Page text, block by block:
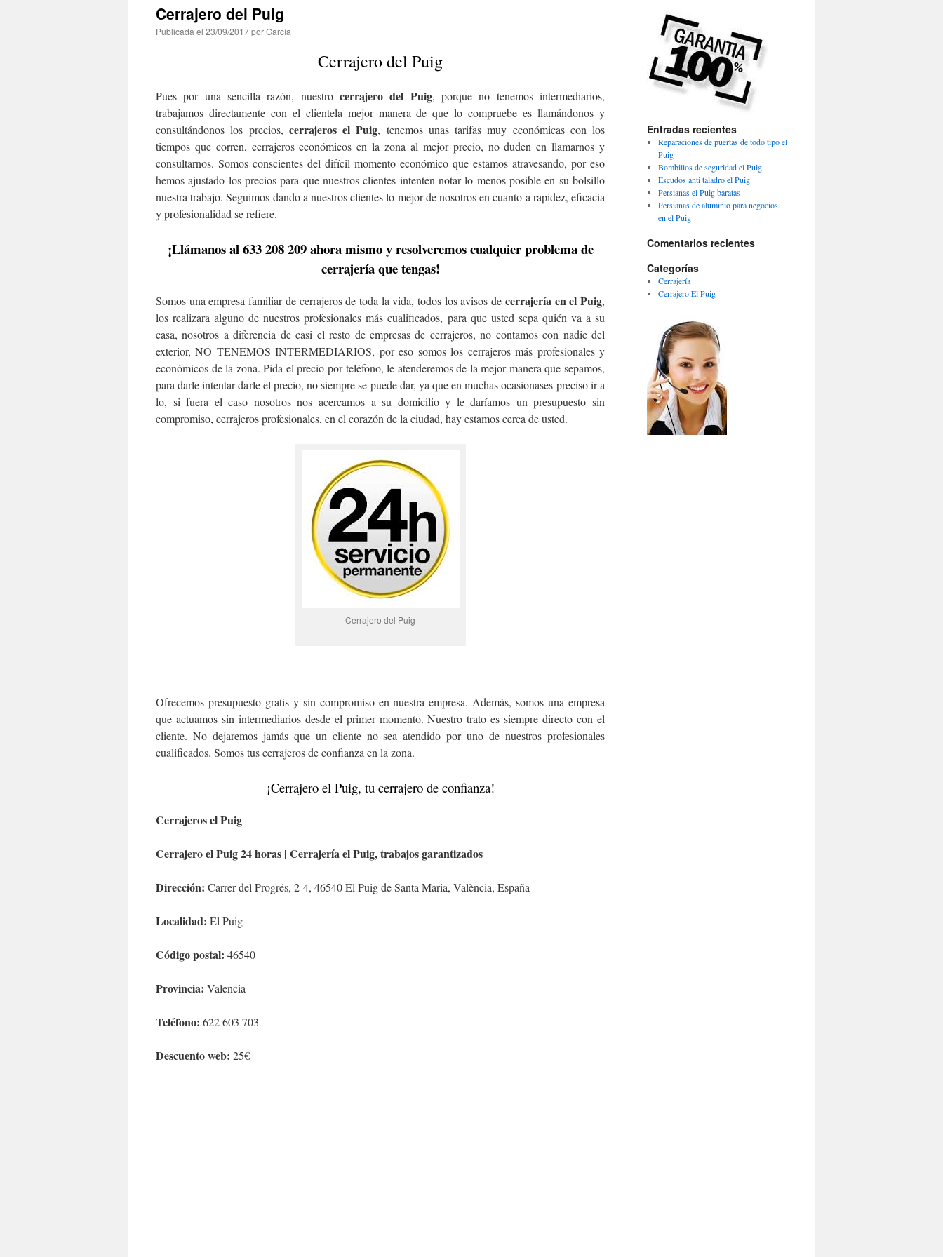
Cerrajero del Puig
Publicada el 23/09/2017porGarcía
Cerrajero del Puig
Pues por una sencilla razón, nuestro cerrajero del Puig, porque no tenemos intermediarios,
trabajamos directamente con el clientela mejor manera de que lo compruebe es llamándonos y
consultándonos los precios, cerrajeros el Puig, tenemos unas tarifas muy económicas con los
tiempos que corren, cerrajeros económicos en la zona al mejor precio, no duden en llamarnos y
consultarnos. Somos conscientes del difícil momento económico que estamos atravesando, por eso
hemos ajustado los precios para que nuestros clientes intenten notar lo menos posible en su bolsillo
nuestra trabajo. Seguimos dando a nuestros clientes lo mejor de nosotros en cuanto a rapidez, eficacia
y profesionalidad se refiere.
¡Llámanos al 633 208 209 ahora mismo y resolveremos cualquier problema de
cerrajería que tengas!
Somos una empresa familiar de cerrajeros de toda la vida, todos los avisos de cerrajería en el Puig,
los realizara alguno de nuestros profesionales más cualificados, para que usted sepa quién va a su
casa, nosotros a diferencia de casi el resto de empresas de cerrajeros, no contamos con nadie del
exterior, NO TENEMOS INTERMEDIARIOS, por eso somos los cerrajeros más profesionales y
económicos de la zona. Pida el precio por teléfono, le atenderemos de la mejor manera que sepamos,
para darle intentar darle el precio, no siempre se puede dar, ya que en muchas ocasionases preciso ir a
lo, si fuera el caso nosotros nos acercamos a su domicilio y le daríamos un presupuesto sin
compromiso, cerrajeros profesionales, en el corazón de la ciudad, hay estamos cerca de usted.
Cerrajero del Puig
Ofrecemos presupuesto gratis y sin compromiso en nuestra empresa. Además, somos una empresa
que actuamos sin intermediarios desde el primer momento. Nuestro trato es siempre directo con el
cliente. No dejaremos jamás que un cliente no sea atendido por uno de nuestros profesionales
cualificados. Somos tus cerrajeros de confianza en la zona.
¡Cerrajero el Puig, tu cerrajero de confianza!
Cerrajeros el Puig
Cerrajero el Puig 24 horas | Cerrajería el Puig, trabajos garantizados
Dirección: Carrer del Progrés, 2-4, 46540 El Puig de Santa Maria, València, España
Localidad: El Puig
Código postal: 46540
Provincia: Valencia
Teléfono: 622 603 703
Descuento web: 25€
Entradas recientes
Reparaciones de puertas de todo tipo el
Puig
Bombillos de seguridad el Puig
Escudos anti taladro el Puig
Persianas el Puig baratas
Persianas de aluminio para negocios
en el Puig
Comentarios recientes
Categorías
Cerrajería
Cerrajero El Puig